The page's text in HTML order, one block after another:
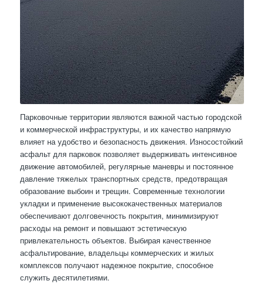
Парковочные территории являются важной частью городской
и коммерческой инфраструктуры, и их качество напрямую
влияет на удобство и безопасность движения. Износостойкий
асфальт для парковок позволяет выдерживать интенсивное
движение автомобилей, регулярные маневры и постоянное
давление тяжелых транспортных средств, предотвращая
образование выбоин и трещин. Современные технологии
укладки и применение высококачественных материалов
обеспечивают долговечность покрытия, минимизируют
расходы на ремонт и повышают эстетическую
привлекательность объектов. Выбирая качественное
асфальтирование, владельцы коммерческих и жилых
комплексов получают надежное покрытие, способное
служить десятилетиями.